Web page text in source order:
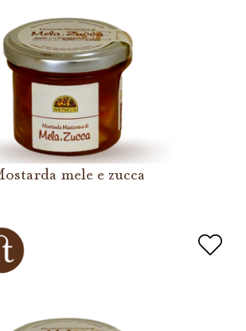
mele e zucca